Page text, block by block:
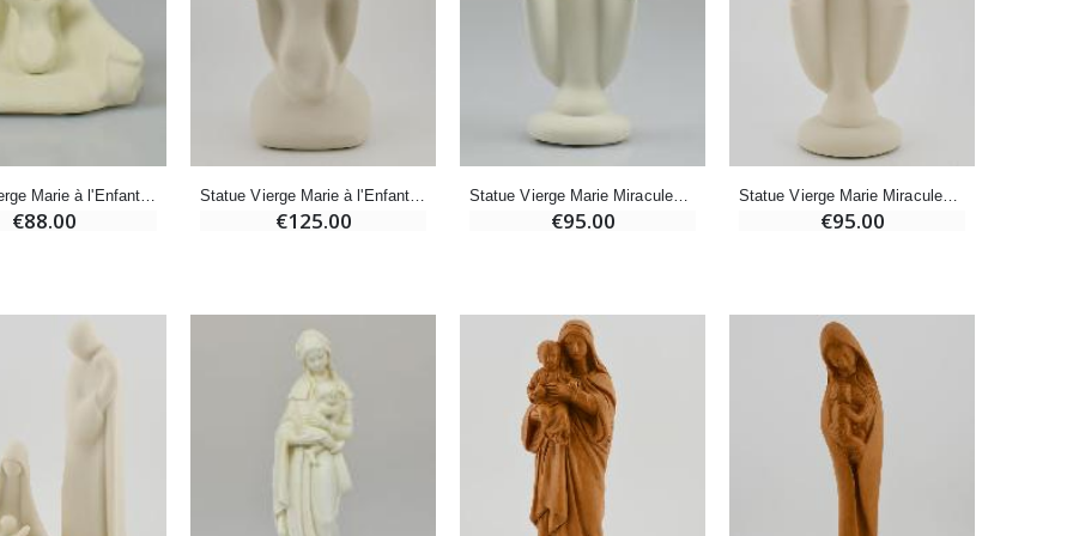
-20%
€9.60
-20%
€21.90
€12.90
-20%
Statue Vierge Marie à l'Enfant Jésus Artisanale - Porcelaine - 9 cm
€88.00
Statue Vierge Marie à l'Enfant Jésus Moderne - Porcelaine - 20 cm
€125.00
Statue Vierge Marie Miraculeuse Artisanale - Porcelaine 16 cm
€95.00
Statue Vierge Marie Miraculeuse Artisanale - Porcelaine - 16 cm
€95.00